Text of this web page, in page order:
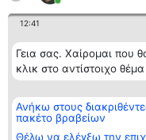
12:41
Γεια σας. Χαίρομαι που
κλικ στο αντίστοιχο
Ανήκω στους
πακέτο βραβείων
Θέλω να ελέγξω την
Διοργανωτής της
κατάταξης
BEAUTIFUL COMPANY